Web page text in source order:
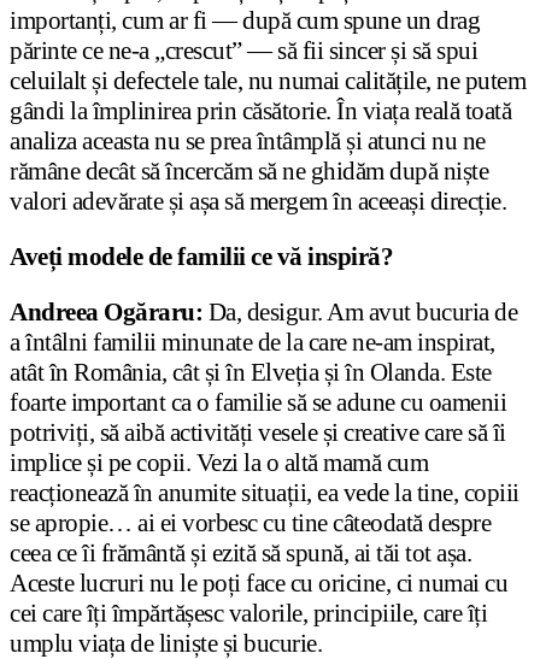
importanți, cum ar fi — după cum spune un drag
părinte ce ne-a „crescut” — să fii sincer și să spui
celuilalt și defectele tale, nu numai calitățile, ne putem
gândi la împlinirea prin căsătorie. În viața reală toată
analiza aceasta nu se prea întâmplă și atunci nu ne
rămâne decât să încercăm să ne ghidăm după niște
valori adevărate și așa să mergem în aceeași direcție.
Aveți modele de familii ce vă inspiră?
Andreea Ogăraru: Da, desigur. Am avut bucuria de
a întâlni familii minunate de la care ne-am inspirat,
atât în România, cât și în Elveția și în Olanda. Este
foarte important ca o familie să se adune cu oamenii
potriviți, să aibă activități vesele și creative care să îi
implice și pe copii. Vezi la o altă mamă cum
reacționează în anumite situații, ea vede la tine, copiii
se apropie… ai ei vorbesc cu tine câteodată despre
ceea ce îi frământă și ezită să spună, ai tăi tot așa.
Aceste lucruri nu le poți face cu oricine, ci numai cu
cei care îți împărtășesc valorile, principiile, care îți
umplu viața de liniște și bucurie.